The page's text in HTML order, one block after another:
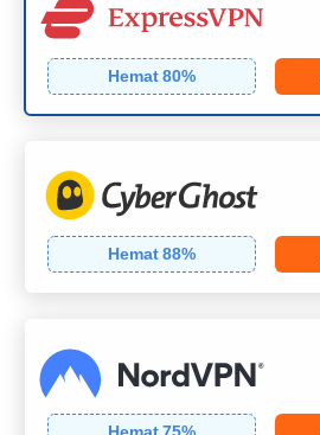
Hemat80%
Hemat88%
Hemat75%